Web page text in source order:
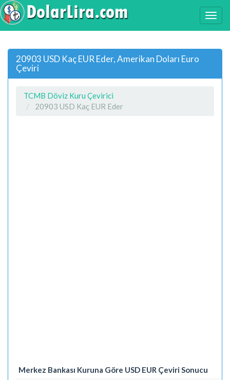
20903 USD Kaç EUR Eder, Amerikan Doları Euro
Çeviri
TCMB Döviz Kuru Çevirici
20903 USD Kaç EUR Eder
Merkez Bankası Kuruna Göre USD EUR Çeviri Sonucu